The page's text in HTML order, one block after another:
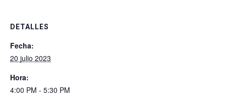
DETALLES
Fecha:
20 julio 2023
Hora:
4:00 PM - 5:30 PM